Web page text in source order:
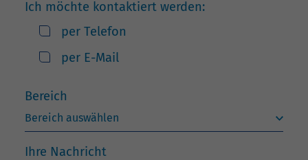
Ich möchte kontaktiert werden:
per Telefon
per E-Mail
Bereich
Ihre Nachricht